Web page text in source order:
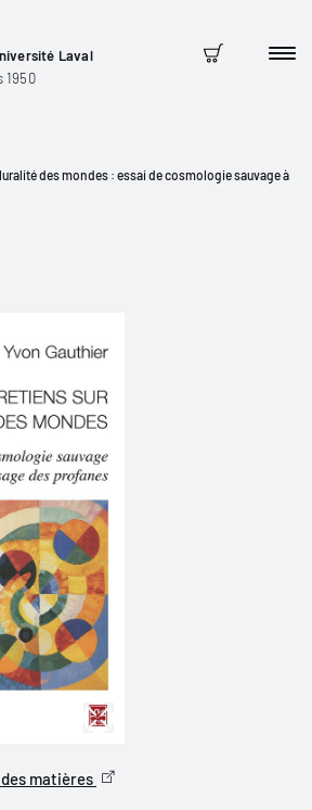
Laval
1950
Panier
des mondes : essai de cosmologie sauvage à
matières